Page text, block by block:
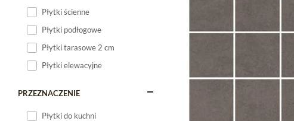
Płytki ścienne
Płytki podłogowe
Płytki tarasowe 2 cm
Płytki elewacyjne
PRZEZNACZENIE
Płytki do kuchni